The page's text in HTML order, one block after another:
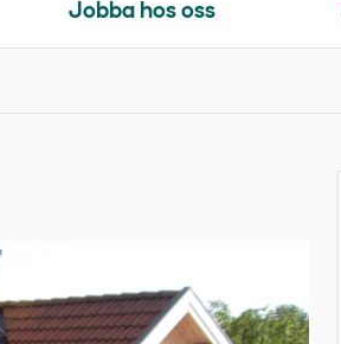
Jobba hos oss